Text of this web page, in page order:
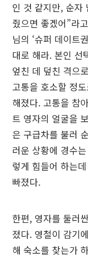
인 것 같지만, 순자
줬으면 좋겠어”라
님의 ‘슈퍼 데이트
대로 해라. 본인 선
엎친 데 덮친 격으
고통을 호소할 정
해졌다. 고통을 참
트 영자의 얼굴을
은 구급차를 불러
러운 상황에 경수
렇게 힘들어 하는
빠졌다.
한편, 영자를 둘러
졌다. 영철이 감기
해 숙소를 찾는가